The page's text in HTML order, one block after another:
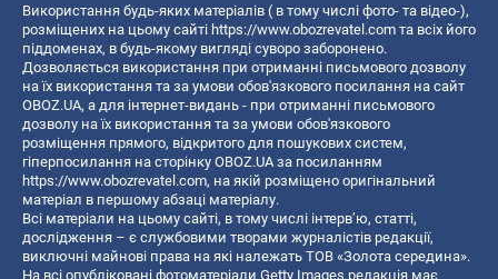
Використання будь-яких матеріалів ( в тому числі фото- та відео-),
розміщених на цьому сайті https://www.obozrevatel.com та всіх його
піддоменах, в будь-якому вигляді суворо заборонено.
Дозволяється використання при отриманні письмового дозволу
на їх використання та за умови обов'язкового посилання на сайт
OBOZ.UA, а для інтернет-видань - при отриманні письмового
дозволу на їх використання та за умови обов'язкового
розміщення прямого, відкритого для пошукових систем,
гіперпосилання на сторінку OBOZ.UA за посиланням
https://www.obozrevatel.com, на якій розміщено оригінальний
матеріал в першому абзаці матеріалу.
Всі матеріали на цьому сайті, в тому числі інтерв’ю, статті,
дослідження – є службовими творами журналістів редакції,
виключні майнові права на які належать ТОВ «Золота середина».
На всі опубліковані фотоматеріали Getty Images редакція має